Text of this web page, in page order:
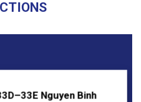
Nguyen Binh